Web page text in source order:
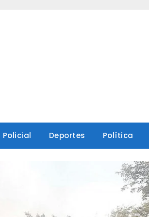
Policial Deportes Política